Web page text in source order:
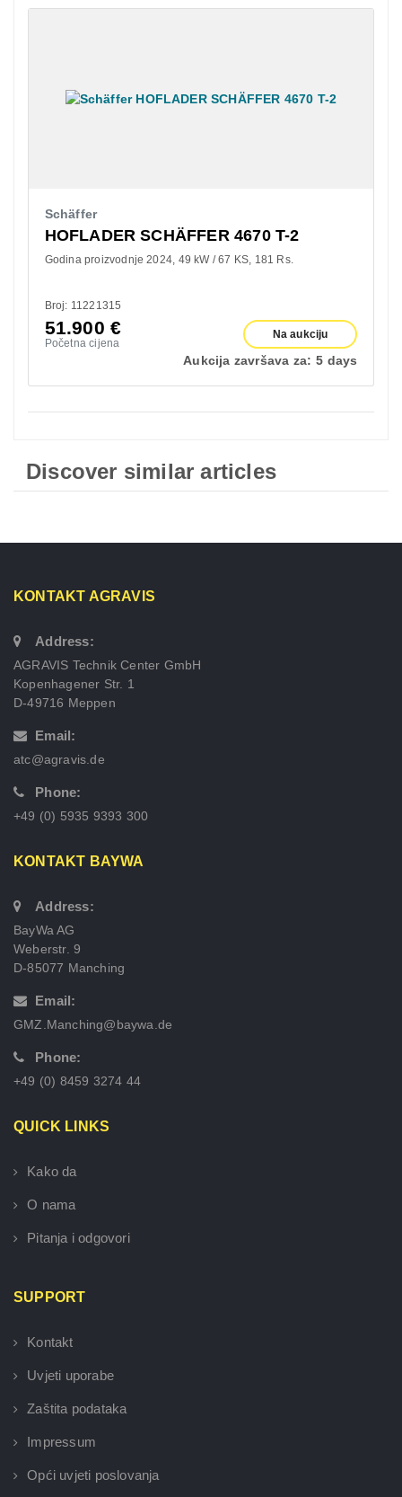
Schäffer
HOFLADER SCHÄFFER 4670 T-2
Godina proizvodnje 2024 49 kW / 67 KS 181 Rs.
Broj: 11221315
51.900 €
Početna cijena
Na aukciju
Aukcija završava za: 5 days
Discover similar articles
KONTAKT AGRAVIS
Address:
AGRAVIS Technik Center GmbH
Kopenhagener Str. 1
D-49716 Meppen
Email:
atc@agravis.de
Phone:
+49 (0) 5935 9393 300
KONTAKT BAYWA
Address:
BayWa AG
Weberstr. 9
D-85077 Manching
Email:
GMZ.Manching@baywa.de
Phone:
+49 (0) 8459 3274 44
QUICK LINKS
Kako da
O nama
Pitanja i odgovori
SUPPORT
Kontakt
Uvjeti uporabe
Zaštita podataka
Impressum
Opći uvjeti poslovanja